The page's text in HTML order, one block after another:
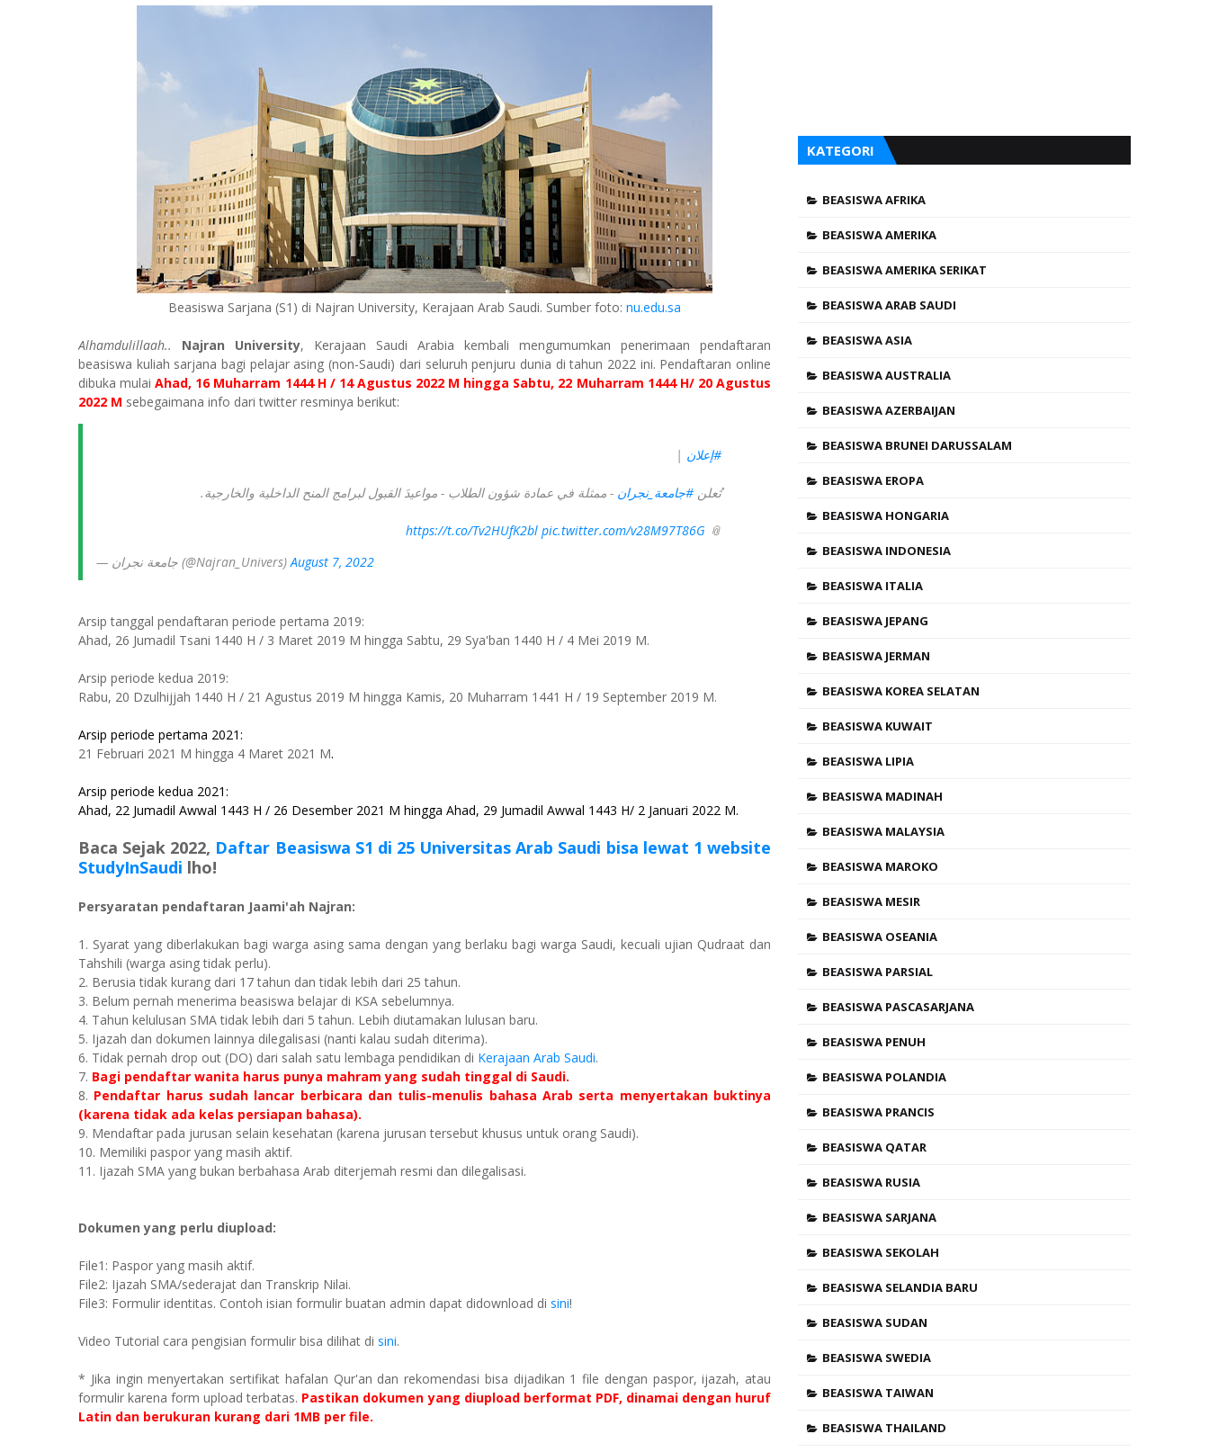
Beasiswa Sarjana (S1) di Najran University, Kerajaan Arab Saudi. Sumber foto: nu.edu.sa
Alhamdulillaah.. Najran University, Kerajaan Saudi Arabia kembali mengumumkan penerimaan pendaftaran
beasiswa kuliah sarjana bagi pelajar asing (non-Saudi) dari seluruh penjuru dunia di tahun 2022 ini. Pendaftaran online
dibuka mulaiAhad, 16 Muharram 1444 H / 14 Agustus 2022 M hingga Sabtu, 22 Muharram 1444 H/ 20Agustus
2022 M sebegaimana info dari twitter resminya berikut:
#إعلان |
تُعلن #جامعة_نجران - ممثلة في عمادة شؤون الطلاب - مواعيدَ القبول لبرامج المنح الداخلية والخارجية.
📎
https://t.co/Tv2HUfK2bl pic.twitter.com/v28M97T86G
— جامعة نجران (@Najran_Univers)August 7, 2022
Arsip tanggal pendaftaran periode pertama 2019:
Ahad, 26 Jumadil Tsani 1440 H / 3 Maret 2019 M hingga Sabtu, 29 Sya'ban 1440 H / 4 Mei 2019 M.
Arsip periode kedua 2019:
Rabu, 20 Dzulhijjah 1440 H / 21 Agustus 2019 M hingga Kamis, 20 Muharram 1441 H / 19 September 2019 M.
Arsip periode pertama 2021:
21 Februari 2021 M hingga 4 Maret 2021 M.
Arsip periode kedua 2021:
Ahad, 22 Jumadil Awwal 1443 H / 26 Desember 2021 M hingga Ahad, 29 Jumadil Awwal 1443 H/ 2 Januari 2022 M.
Baca Sejak 2022, Daftar Beasiswa S1 di 25 Universitas Arab Saudi bisa lewat 1 website
StudyInSaudi lho!
Persyaratan pendaftaran Jaami'ah Najran:
1. Syarat yang diberlakukan bagi warga asing sama dengan yang berlaku bagi warga Saudi, kecuali ujian Qudraat dan
Tahshili (warga asing tidak perlu).
2. Berusia tidak kurang dari 17 tahun dan tidak lebih dari 25 tahun.
3. Belum pernah menerima beasiswa belajar di KSA sebelumnya.
4. Tahun kelulusan SMA tidak lebih dari 5 tahun. Lebih diutamakan lulusan baru.
5. Ijazah dan dokumen lainnya dilegalisasi (nanti kalau sudah diterima).
6. Tidak pernah drop out (DO) dari salah satu lembaga pendidikan di Kerajaan Arab Saudi.
7. Bagi pendaftar wanita harus punya mahram yang sudah tinggal di Saudi.
8. Pendaftar harus sudah lancar berbicara dan tulis-menulis bahasa Arab serta menyertakan buktinya
(karena tidak ada kelas persiapan bahasa).
9. Mendaftar pada jurusan selain kesehatan (karena jurusan tersebut khusus untuk orang Saudi).
10. Memiliki paspor yang masih aktif.
11. Ijazah SMA yang bukan berbahasa Arab diterjemah resmi dan dilegalisasi.
Dokumen yang perlu diupload:
File1: Paspor yang masih aktif.
File2: Ijazah SMA/sederajat dan Transkrip Nilai.
File3: Formulir identitas. Contoh isian formulir buatan admin dapat didownload di sini!
Video Tutorial cara pengisian formulir bisa dilihat di sini.
* Jika ingin menyertakan sertifikat hafalan Qur'an dan rekomendasi bisa dijadikan 1 file dengan paspor, ijazah, atau
formulir karena form upload terbatas. Pastikan dokumen yang diupload berformat PDF, dinamai dengan huruf
Latin dan berukuran kurang dari 1MB per file.
KATEGORI
BEASISWA AFRIKA
BEASISWA AMERIKA
BEASISWA AMERIKA SERIKAT
BEASISWA ARAB SAUDI
BEASISWA ASIA
BEASISWA AUSTRALIA
BEASISWA AZERBAIJAN
BEASISWA BRUNEI DARUSSALAM
BEASISWA EROPA
BEASISWA HONGARIA
BEASISWA INDONESIA
BEASISWA ITALIA
BEASISWA JEPANG
BEASISWA JERMAN
BEASISWA KOREA SELATAN
BEASISWA KUWAIT
BEASISWA LIPIA
BEASISWA MADINAH
BEASISWA MALAYSIA
BEASISWA MAROKO
BEASISWA MESIR
BEASISWA OSEANIA
BEASISWA PARSIAL
BEASISWA PASCASARJANA
BEASISWA PENUH
BEASISWA POLANDIA
BEASISWA PRANCIS
BEASISWA QATAR
BEASISWA RUSIA
BEASISWA SARJANA
BEASISWA SEKOLAH
BEASISWA SELANDIA BARU
BEASISWA SUDAN
BEASISWA SWEDIA
BEASISWA TAIWAN
BEASISWA THAILAND